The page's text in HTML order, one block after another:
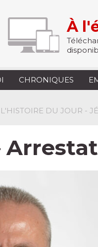
À
CHRONIQUES
DU JOUR -